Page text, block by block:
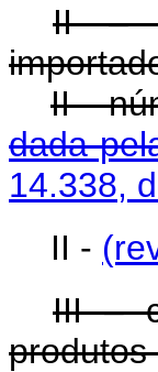
II –
II -
dada
14.338,
II -
III –